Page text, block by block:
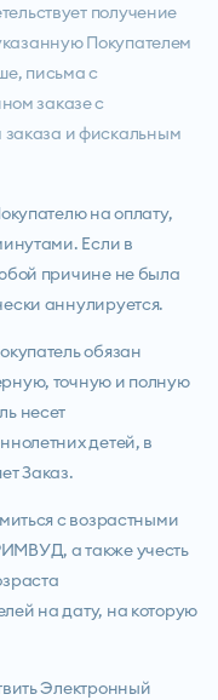
получение
Покупателем
письма с
заказе с
и фискальным
на оплату,
Если в
причине не была
аннулируется.
обязан
точную и полную
несет
детей, в
Заказ.
с возрастными
а также учесть
на дату, на которую
Электронный